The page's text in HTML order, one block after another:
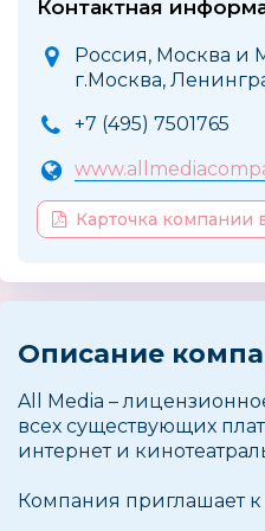
Контактная
Россия, Москва и
г.Москва,
+7 (495) 7501765
Карточка компании
Описание
All Media –
всех существующих
интернет и
Компания приглашает к